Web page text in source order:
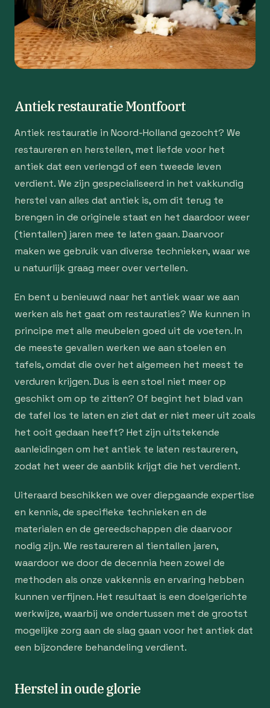
Antiek restauratie Montfoort
Antiek restauratie in Noord-Holland gezocht? We
restaureren en herstellen, met liefde voor het
antiek dat een verlengd of een tweede leven
verdient. We zijn gespecialiseerd in het vakkundig
herstel van alles dat antiek is, om dit terug te
brengen in de originele staat en het daardoor weer
(tientallen) jaren mee te laten gaan. Daarvoor
maken we gebruik van diverse technieken, waar we
u natuurlijk graag meer over vertellen.
En bent u benieuwd naar het antiek waar we aan
werken als het gaat om restauraties? We kunnen in
principe met alle meubelen goed uit de voeten. In
de meeste gevallen werken we aan stoelen en
tafels, omdat die over het algemeen het meest te
verduren krijgen. Dus is een stoel niet meer op
geschikt om op te zitten? Of begint het blad van
de tafel los te laten en ziet dat er niet meer uit zoals
het ooit gedaan heeft? Het zijn uitstekende
aanleidingen om het antiek te laten restaureren,
zodat het weer de aanblik krijgt die het verdient.
Uiteraard beschikken we over diepgaande expertise
en kennis, de specifieke technieken en de
materialen en de gereedschappen die daarvoor
nodig zijn. We restaureren al tientallen jaren,
waardoor we door de decennia heen zowel de
methoden als onze vakkennis en ervaring hebben
kunnen verfijnen. Het resultaat is een doelgerichte
werkwijze, waarbij we ondertussen met de grootst
mogelijke zorg aan de slag gaan voor het antiek dat
een bijzondere behandeling verdient.
Herstel in oude glorie